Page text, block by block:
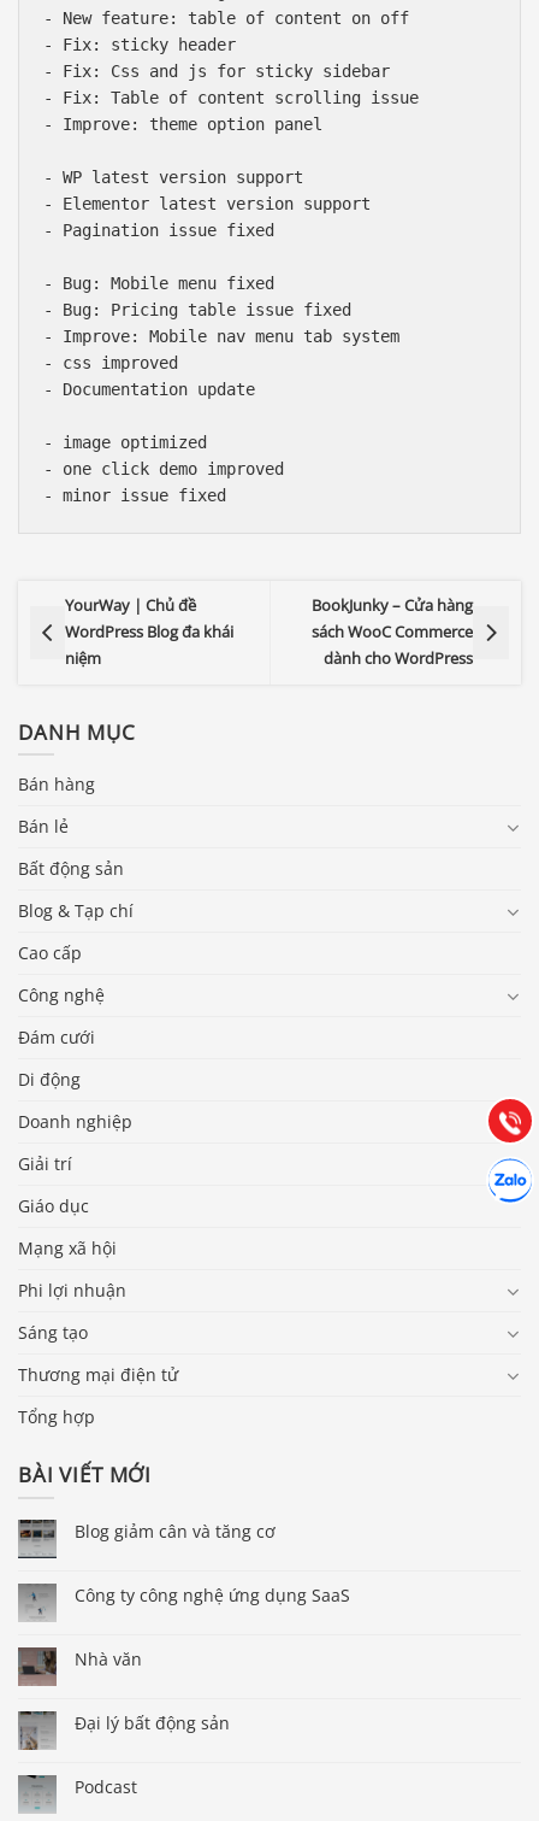
- New feature: table of content on off
- Fix: sticky header
- Fix: Css and js for sticky sidebar
- Fix: Table of content scrolling issue
- Improve: theme option panel
- WP latest version support
- Elementor latest version support
- Pagination issue fixed
- Bug: Mobile menu fixed
- Bug: Pricing table issue fixed
- Improve: Mobile nav menu tab system
- css improved
- Documentation update
- image optimized
- one click demo improved
YourWay | Chủ đề
WordPress Blog đa khái
niệm
BookJunky – Cửa hàng
sách WooC Commerce
dành cho WordPress
DANH MỤC
Bán hàng
Bán lẻ
Bất động sản
Blog & Tạp chí
Cao cấp
Công nghệ
Đám cưới
Di động
Doanh nghiệp
Giải trí
Giáo dục
Mạng xã hội
Phi lợi nhuận
Sáng tạo
Thương mại điện tử
Tổng hợp
BÀI VIẾT MỚI
Blog giảm cân và tăng cơ
Công ty công nghệ ứng dụng SaaS
Nhà văn
Đại lý bất động sản
Podcast
Gọi
(028) 22.166.144
Chát